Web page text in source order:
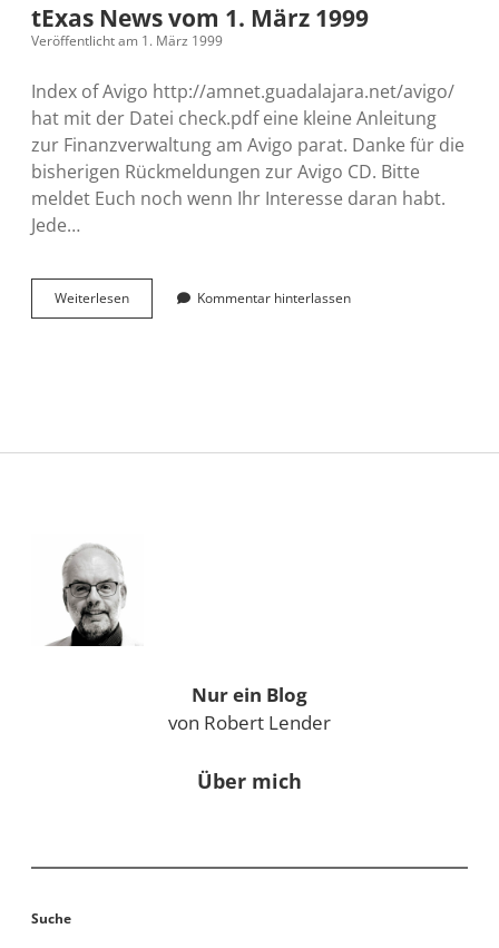
tExas News vom 1. März 1999
Veröffentlicht am 1. März 1999
Index of Avigo http://amnet.guadalajara.net/avigo/
hat mit der Datei check.pdf eine kleine Anleitung
zur Finanzverwaltung am Avigo parat. Danke für die
bisherigen Rückmeldungen zur Avigo CD. Bitte
meldet Euch noch wenn Ihr Interesse daran habt.
Jede…
WeiterlesentExas
News
Kommentar hinterlassen
Sidebar
Nur ein Blog
von Robert Lender
Über mich
Suche